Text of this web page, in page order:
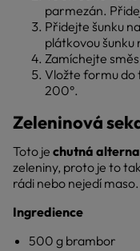
parmezán.
Přidejte šunku
plátkovou šunku
Zamíchejte
Vložte formu
200°.
Zeleninová
Toto je chutná
zeleniny, proto je to
rádi nebo nejedí maso.
Ingredience
500 g brambor